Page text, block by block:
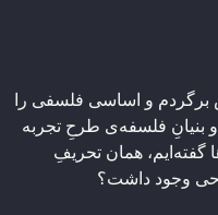
و اساسی فلسفی را
بنیانِ فلسفه‌ی طرحِ تجربه
گفته‌ایم، همان تحریفِ
وجود داشت؟